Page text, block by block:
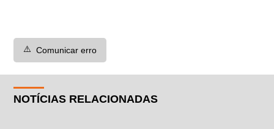
⚠️ Comunicar erro
NOTÍCIAS RELACIONADAS